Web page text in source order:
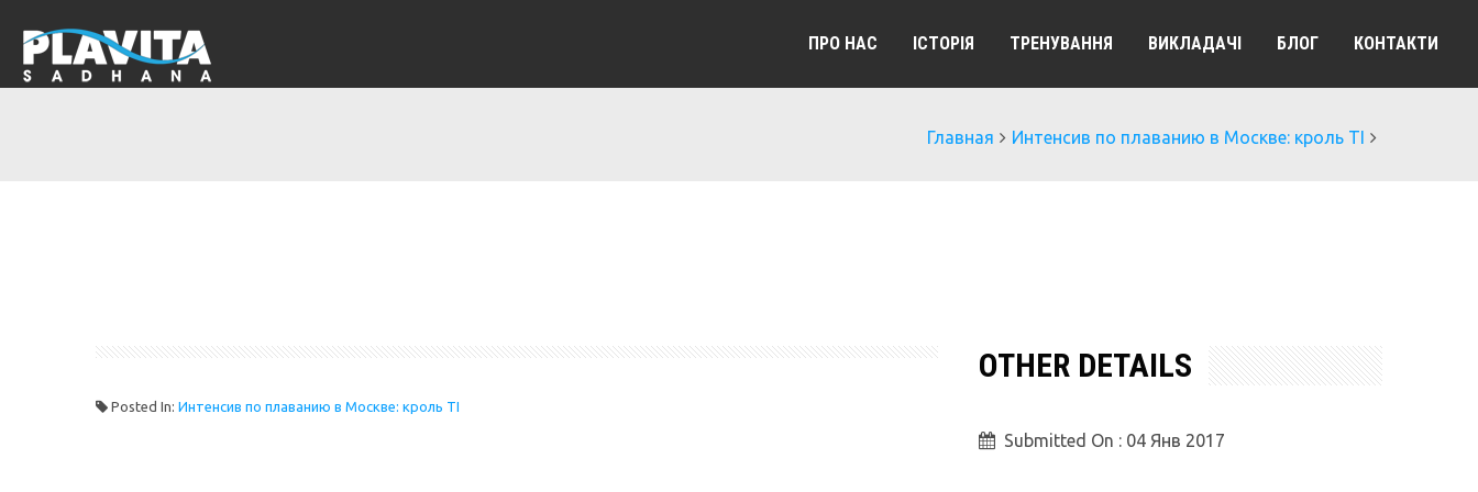
ПРО НАС ІСТОРІЯ ТРЕНУВАННЯ ВИКЛАДАЧІ БЛОГ КОНТАКТИ
Главная Интенсив по плаванию в Москве: кроль TI
Posted In: Интенсив по плаванию в Москве: кроль TI
OTHER DETAILS
Submitted On : 04 Янв 2017